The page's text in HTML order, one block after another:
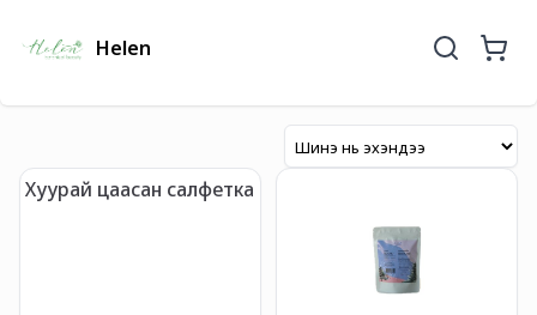
Helen
Хуурай цаасан салфетка